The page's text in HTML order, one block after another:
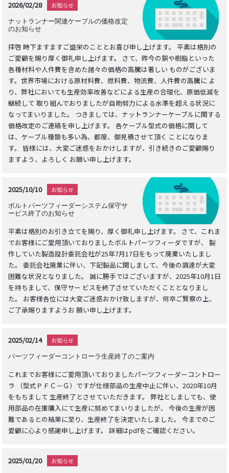
2026/02/28 お知らせ
ナットランナー関連ケーブルの価格改定
のお知らせ
拝啓 時下ますますご盛栄のこととお喜び申し上げます。 平素は格別の
ご愛顧を賜り厚く御礼申し上げます。 さて、昨今の銅や樹脂といった
各種材料や人件費を含めた諸々の価格の高騰は著しい ものがございま
す。世界市場における原材料費、燃料費、物流費、人件費の高騰に よ
り、弊社においても生産効率改善などによる生産の合理化、原価低減を
継続して 取り組んでおりましたが自助努力による水準を超える状況に
なってまいりました。 つきましては、ナットランナーケーブルに関する
価格改定のご連絡を申し上げます。 各ケーブル型式の価格に関して
は、ケーブル種類も多い為、都度、御見積させて頂く ことになりま
す。 皆様には、大変ご迷惑をおかけしますが、引き続きのご愛顧賜り
ますよう、よろしく お願い申し上げます。
2025/10/10 お知らせ
ボルトパーツフィーダーシステム保守サ
ービス終了のお知らせ
平素は格別のお引き立てを賜り、厚く御礼申し上げます。 さて、これま
でお客様にご愛用頂いておりましたボルトパーツフィーダですが、 製
作していた製造設計委託会社が25年7月17日をもって廃業いたしまし
た。 委託会社廃業に伴い、下記製品に関しまして、今後の調達が大変
困難な状況となりました。 誠に勝手ではございますが、2025年10月1日
を持ちまして、保守サー ビスを終了させていただくこととなりまし
た。 お客様各位には大変ご迷惑おかけ致しますが、何卒ご賢察の上、
ご了承賜りますようお 願い申し上げます。
2025/02/14 お知らせ
パーツフィーダーコントローラ生産終了のご案内
これまでお客様にご愛用頂いておりましたパーツフィーダーコントロー
ラ （型式ＰＦＣ－Ｇ）ですが仕様部品の生産中止に伴い、2020年10月
をもちまして 生産終了とさせていただきます。 弊社としましても、使
用部品の在庫購入にて生産に努めてまいりましたが、 今後の生産が困
難であるとの結果に至り、生産終了を決定いたしました。 今までのご
愛顧に心より感謝申し上げます。 詳細はpdfをご確認ください。
2025/01/20 お知らせ